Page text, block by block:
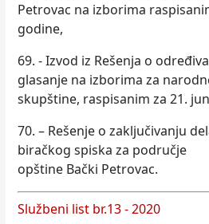
Petrovac na izborima
godine,
69. - Izvod iz Rešenja o
glasanje na izborima za
skupštine, raspisanim za 21.
70. – Rešenje o zaključivanju
biračkog spiska za područje
opštine Bački Petrovac.
Službeni list br.13 - 2020